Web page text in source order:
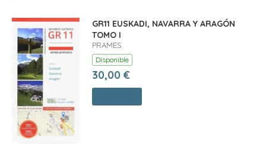
GR11 EUSKADI, NAVARRA Y ARAGÓN
TOMO I
PRAMES
Disponible
30,00 €